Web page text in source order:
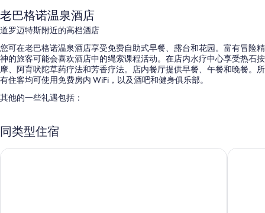
老巴格诺温泉酒店
道罗迈特斯附近的高档酒店
您可在老巴格诺温泉酒店享受免费自助式早餐、露台和花园。富有冒险精
神的旅客可能会喜欢酒店中的绳索课程活动。在店内水疗中心享受热石按
摩、阿育吠陀草药疗法和芳香疗法。店内餐厅提供早餐、午餐和晚餐。所
有住客均可使用免费房内 WiFi，以及酒吧和健身俱乐部。
其他的一些礼遇包括：
免费自助停车
店内温泉、快速入住和大堂咖啡/茶
同类型住宿
特伦托酒店 mySHH